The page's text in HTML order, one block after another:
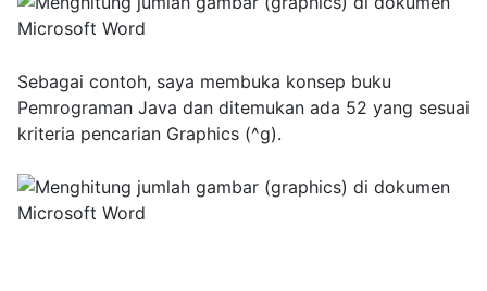
Sebagai contoh, saya membuka konsep buku
Pemrograman Java dan ditemukan ada 52 yang sesuai
kriteria pencarian Graphics (^g).